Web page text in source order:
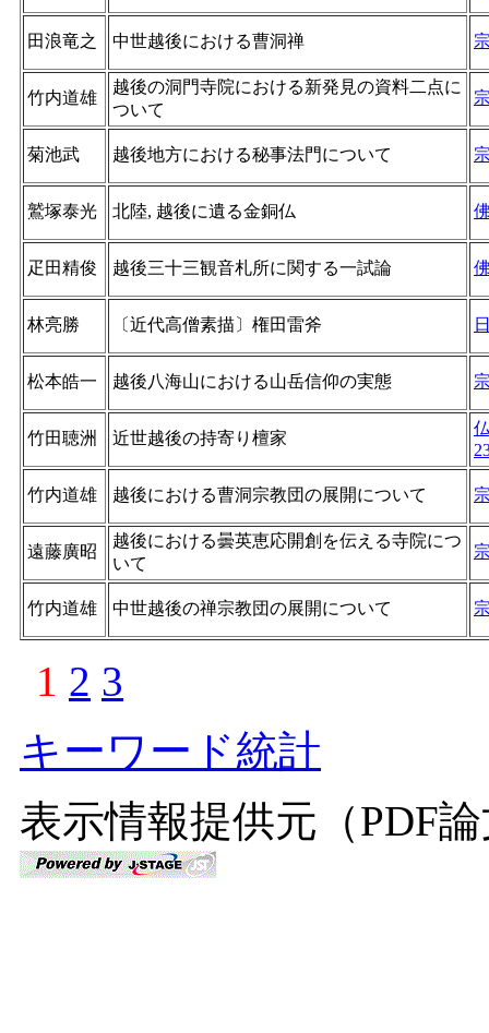
田浪竜之 中世越後における曹洞禅
竹内道雄
越後の洞門寺院における新発見の資料二点に
ついて
菊池武 越後地方における秘事法門について
鷲塚泰光 北陸, 越後に遺る金銅仏
疋田精俊 越後三十三観音札所に関する一試論
林亮勝 〔近代高僧素描〕権田雷斧
松本皓一 越後八海山における山岳信仰の実態
竹田聴洲 近世越後の持寄り檀家
竹内道雄 越後における曹洞宗教団の展開について
遠藤廣昭
越後における曇英恵応開創を伝える寺院につ
いて
竹内道雄 中世越後の禅宗教団の展開について
1 2 3
キーワード統計
表示情報提供元（PDF